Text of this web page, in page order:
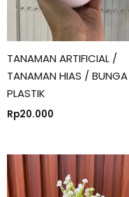
TANAMAN ARTIFICIAL /
TANAMAN HIAS / BUNGA
PLASTIK
Rp20.000